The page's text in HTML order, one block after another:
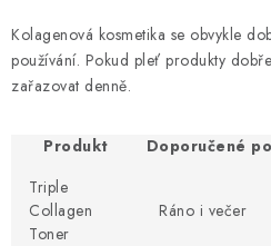
Kolagenová kosmetika se obvykle
používání. Pokud pleť produkty
zařazovat denně.
Produkt Doporučené
Triple
Collagen
Toner
Ráno i večer